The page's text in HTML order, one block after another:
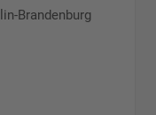
Brandenburg